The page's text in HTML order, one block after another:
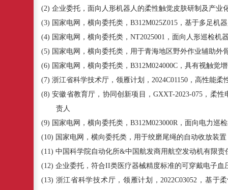
(2) 企业委托，面向人形机器人的柔性触觉皮肤研制及产业
(3) 国家电网，横向委托类， B312M025Z015 ，基于多足机
(4) 国家电网，横向委托类， NT2025001 ，面向人形巡检机
(5) 国家电网，横向委托类，用于青海地区野外作业辅助外
(6) 国家电网，横向委托类， B312M024000C ，具有视触觉
(7) 浙江省科学技术厅，领雁计划， 2024C01150 ，高性能柔
(8)安徽省教育厅，协同创新项目，GXXT-2023-075 ，柔
责人
(9) 国家电网，横向委托类， B312M023000R，面向电力巡
(10) 国家电网，横向委托类，用于绞磨尾绳的自动收放装置
(11) 中国科学院自动化所&中国航发商用航空发动机有限
(12) 企业委托，符合II类医疗器械精度标准的可穿戴电子血
(13) 浙江省科学技术厅，领雁计划，2022C03052 ，基于